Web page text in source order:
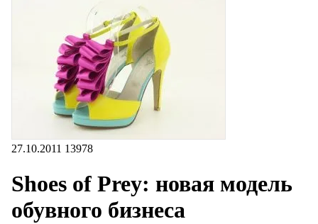
27.10.2011 13978
Shoes of Prey: новая модель
обувного бизнеса